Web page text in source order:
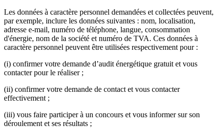
Les données à caractère personnel demandées et collectées peuvent,
par exemple, inclure les données suivantes : nom, localisation,
adresse e-mail, numéro de téléphone, langue, consommation
d'énergie, nom de la société et numéro de TVA. Ces données à
caractère personnel peuvent être utilisées respectivement pour :
(i) confirmer votre demande d’audit énergétique gratuit et vous
contacter pour le réaliser ;
(ii) confirmer votre demande de contact et vous contacter
effectivement ;
(iii) vous faire participer à un concours et vous informer sur son
déroulement et ses résultats ;